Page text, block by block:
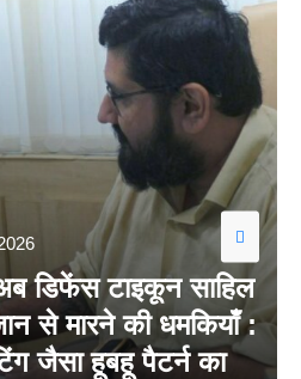
डिफेंस टाइकून साहिल
से मारने की धमकियाँ :
जैसा हूबहू पैटर्न का